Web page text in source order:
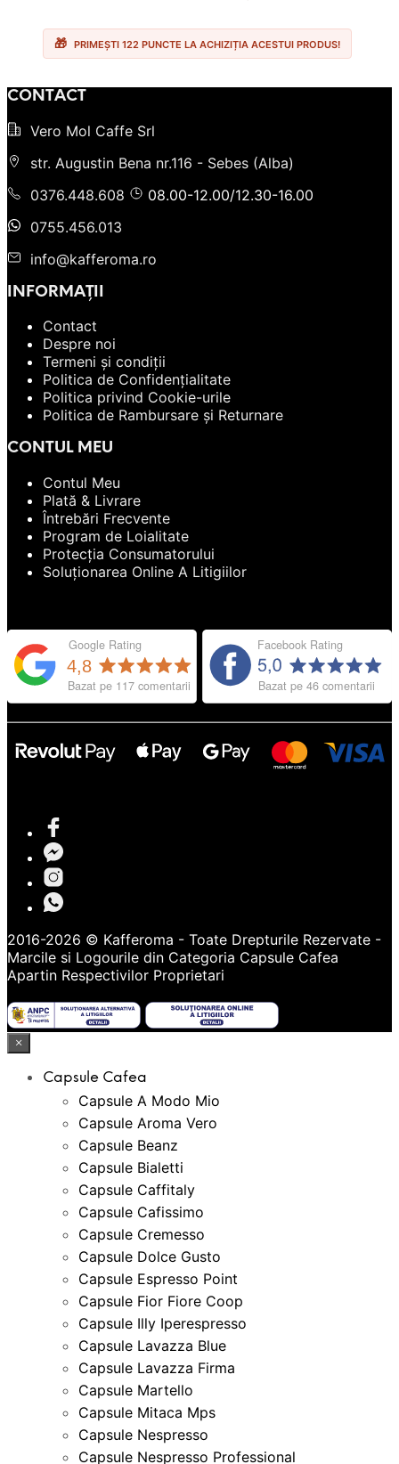
fost:
145.90 lei.
121.90 lei.
PRIMEȘTI 122 PUNCTE LA ACHIZIȚIA ACESTUI PRODUS!
CONTACT
Vero Mol Caffe Srl
str. Augustin Bena nr.116 - Sebes (Alba)
0376.448.608
08.00-12.00/12.30-16.00
0755.456.013
info@kafferoma.ro
INFORMAȚII
Contact
Despre noi
Termeni și condiții
Politica de Confidențialitate
Politica privind Cookie-urile
Politica de Rambursare și Returnare
CONTUL MEU
Contul Meu
Plată & Livrare
Întrebări Frecvente
Program de Loialitate
Protecția Consumatorului
Soluționarea Online A Litigiilor
2016-2026 © Kafferoma - Toate Drepturile Rezervate -
Marcile si Logourile din Categoria Capsule Cafea
Apartin Respectivilor Proprietari
×
Capsule Cafea
Capsule A Modo Mio
Capsule Aroma Vero
Capsule Beanz
Capsule Bialetti
Capsule Caffitaly
Capsule Cafissimo
Capsule Cremesso
Capsule Dolce Gusto
Capsule Espresso Point
Capsule Fior Fiore Coop
Capsule Illy Iperespresso
Capsule Lavazza Blue
Capsule Lavazza Firma
Capsule Martello
Capsule Mitaca Mps
Capsule Nespresso
Capsule Nespresso Professional